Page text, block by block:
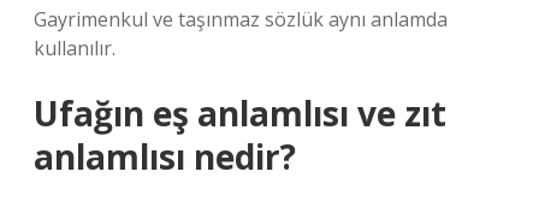
Gayrimenkul ve taşınmaz sözlük aynı anlamda
kullanılır.
Ufağın eş anlamlısı ve zıt
anlamlısı nedir?